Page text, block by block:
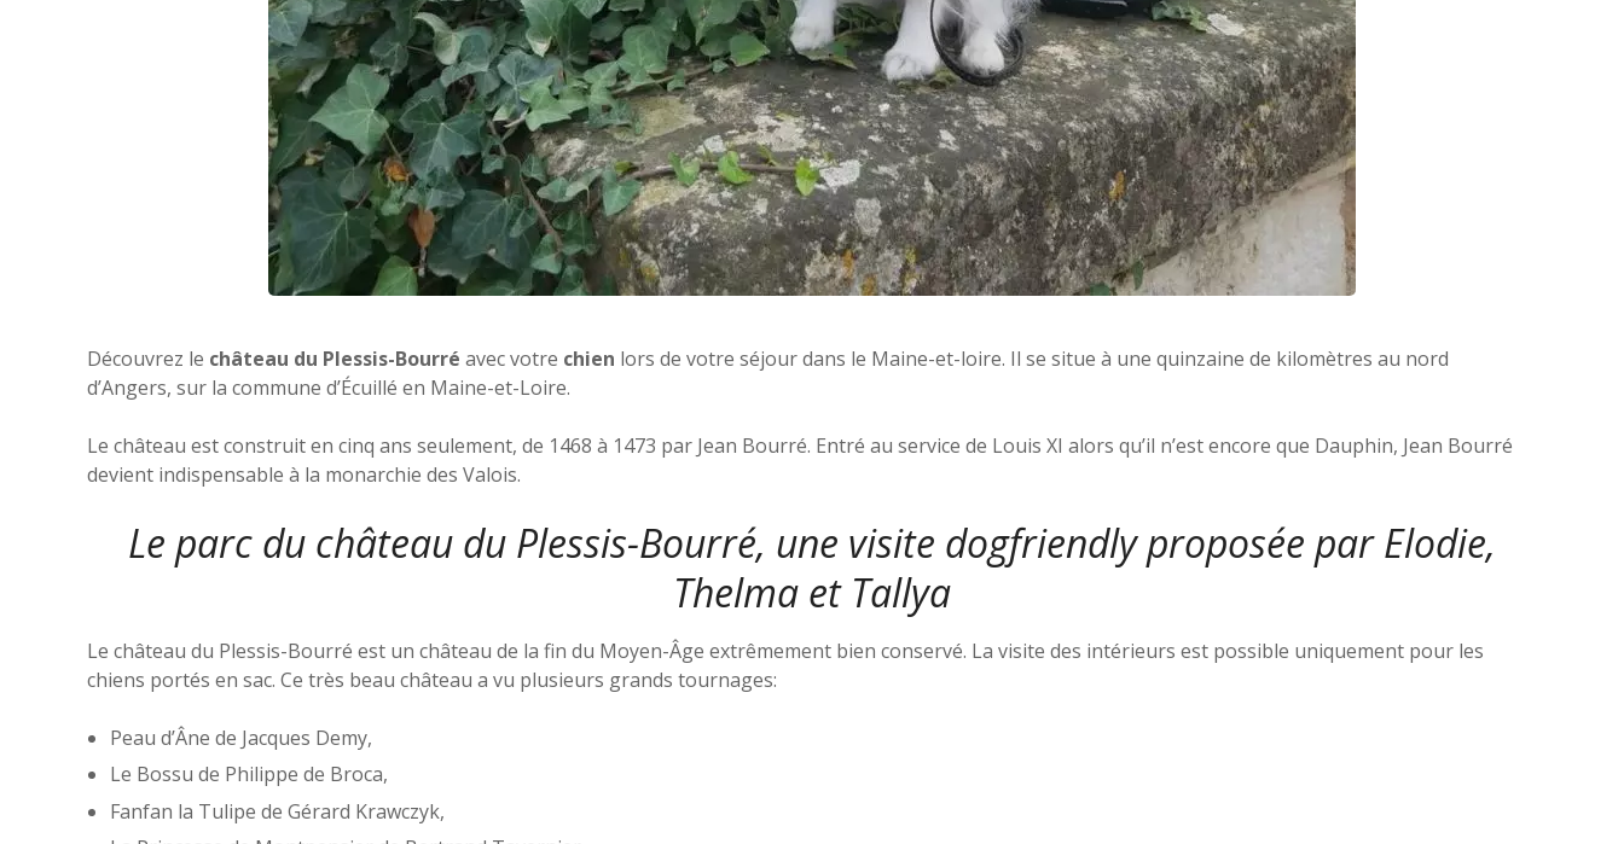
Découvrez le château du Plessis-Bourré avec votre chien lors de votre séjour dans le Maine-et-loire. Il se situe à une quinzaine de kilomètres au nord
d’Angers, sur la commune d’Écuillé en Maine-et-Loire.
Le château est construit en cinq ans seulement, de 1468 à 1473 par Jean Bourré. Entré au service de Louis XI alors qu’il n’est encore que Dauphin, Jean Bourré
devient indispensable à la monarchie des Valois.
Le parc du château du Plessis-Bourré, une visite dogfriendly proposée parElodie,
Thelma et Tallya
Le château du Plessis-Bourré est un château de la fin du Moyen-Âge extrêmement bien conservé. La visite des intérieurs est possible uniquement pour les
chiens portés en sac. Ce très beau château a vu plusieurs grands tournages:
Peau d’Âne de Jacques Demy,
Le Bossu de Philippe de Broca,
Fanfan la Tulipe de Gérard Krawczyk,